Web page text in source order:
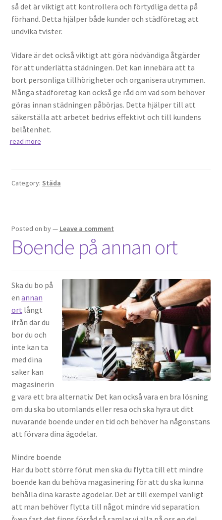
så det är viktigt att kontrollera och förtydliga detta på
förhand. Detta hjälper både kunder och städföretag att
undvika tvister.
Vidare är det också viktigt att göra nödvändiga åtgärder
för att underlätta städningen. Det kan innebära att ta
bort personliga tillhörigheter och organisera utrymmen.
Många städföretag kan också ge råd om vad som behöver
göras innan städningen påbörjas. Detta hjälper till att
säkerställa att arbetet bedrivs effektivt och till kundens
belåtenhet.
read more
Category: Städa
Posted on by— Leave a comment
Boende på annan ort
Ska du bo på
en annan
ort långt
ifrån där du
bor du och
inte kan ta
med dina
saker kan
magasinerin
g vara ett bra alternativ. Det kan också vara en bra lösning
om du ska bo utomlands eller resa och ska hyra ut ditt
nuvarande boende under en tid och behöver ha någonstans
att förvara dina ägodelar.
Mindre boende
Har du bott större förut men ska du flytta till ett mindre
boende kan du behöva magasinering för att du ska kunna
behålla dina käraste ägodelar. Det är till exempel vanligt
att man behöver flytta till något mindre vid separation.